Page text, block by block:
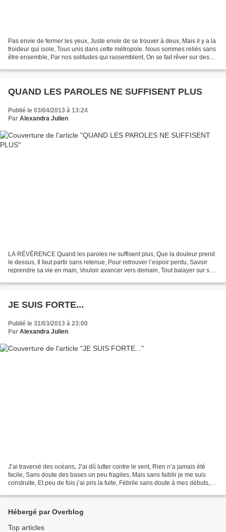
Pas envie de fermer les yeux, Juste envie de se trouver à deux, Mais il y a la
froideur qui isole, Tous unis dans cette métropole. Nous sommes reliés sans
être ensemble, Par nos solitudes qui rassemblent, On se fait rêver sur des
QUAND LES PAROLES NE SUFFISENT PLUS
Publié le 03/04/2013 à 13:24
Par Alexandra Julien
LA RÉVÉRENCE Quand les paroles ne suffisent plus, Que la douleur prend
le dessus, Il faut partir sans retenue, Pour retrouver l’espoir perdu, Savoir
reprendre sa vie en main, Vouloir avancer vers demain, Tout balayer sur son
JE SUIS FORTE...
Publié le 31/03/2013 à 23:00
Par Alexandra Julien
J’ai traversé des océans, J’ai dû lutter contre le vent, Rien n’a jamais été
facile, Sans doute des bases un peu fragiles, Mais sans faiblir je me suis
construite, Et peu de fois j’ai pris la fuite, Fébrile sans doute à mes débuts,
Hébergé par Overblog
Top articles